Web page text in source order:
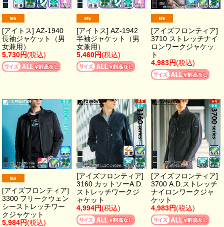
[アイトス] AZ-1940
長袖ジャケット（男
女兼用）
5,730円(税込)
[アイトス] AZ-1942
半袖ジャケット（男
女兼用）
5,460円(税込)
[アイズフロンティア]
3710 ストレッチナイ
ロンワークジャケッ
ト
4,983円(税込)
[アイズフロンティア]
3300 フリークウェン
シーストレッチワー
クジャケット
5,984円(税込)
[アイズフロンティア]
3160 カットソーA.D.
ストレッチワークジ
ャケット
4,994円(税込)
[アイズフロンティア]
3700 A.D.ストレッチ
ナイロンワークジャ
ケット
4,983円(税込)